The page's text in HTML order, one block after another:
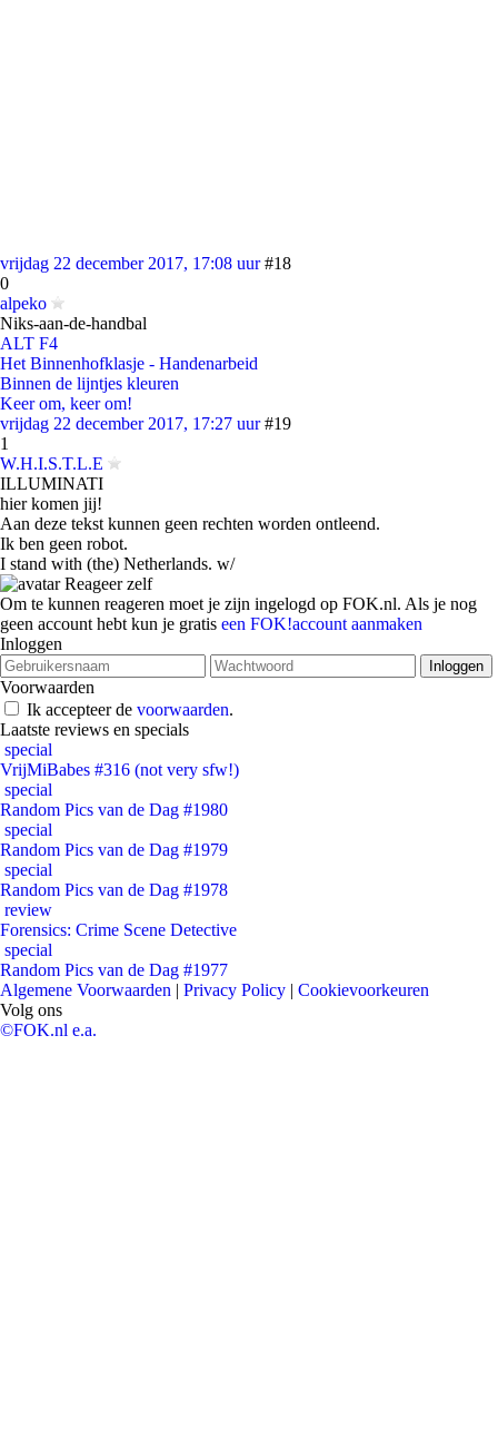
vrijdag 22 december 2017, 17:08 uur #18
0
alpeko
Niks-aan-de-handbal
ALT F4
Het Binnenhofklasje - Handenarbeid
Binnen de lijntjes kleuren
Keer om, keer om!
vrijdag 22 december 2017, 17:27 uur #19
1
W.H.I.S.T.L.E
ILLUMINATI
hier komen jij!
Aan deze tekst kunnen geen rechten worden ontleend.
Ik ben geen robot.
I stand with (the) Netherlands. w/
Reageer zelf
Om te kunnen reageren moet je zijn ingelogd op FOK.nl. Als je nog
geen account hebt kun je gratis een FOK!account aanmaken
Inloggen
Voorwaarden
Ik accepteer de voorwaarden.
Laatste reviews en specials
special
VrijMiBabes #316 (not very sfw!)
special
Random Pics van de Dag #1980
special
Random Pics van de Dag #1979
special
Random Pics van de Dag #1978
review
Forensics: Crime Scene Detective
special
Random Pics van de Dag #1977
Algemene Voorwaarden | Privacy Policy | Cookievoorkeuren
Volg ons
©FOK.nl e.a.